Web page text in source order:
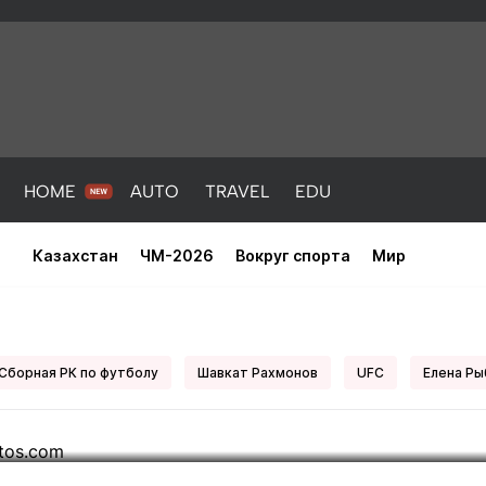
HOME AUTO TRAVEL EDU
Казахстан ЧМ-2026 Вокруг спорта Мир
РК по футболу Шавкат Рахмонов UFC Елена
заработки